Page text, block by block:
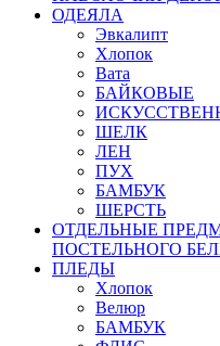
ОДЕЯЛА
Эвкалипт
Хлопок
Вата
БАЙКОВЫЕ
ШЕЛК
ЛЕН
ПУХ
БАМБУК
ШЕРСТЬ
ОТДЕЛЬНЫЕ
ПОСТЕЛЬНОГО
ПЛЕДЫ
Хлопок
Велюр
БАМБУК